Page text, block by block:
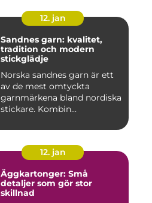
12. jan
Sandnes garn: kvalitet,
tradition och modern
stickglädje
Norska sandnes garn är ett
av de mest omtyckta
garnmärkena bland nordiska
stickare. Kombin...
12. jan
Äggkartonger: Små
detaljer som gör stor
skillnad